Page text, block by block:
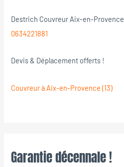
Destrich Couvreur Aix-en-Provence
0634221881
Devis & Déplacement offerts !
Couvreur à Aix-en-Provence (13)
Garantie décennale !